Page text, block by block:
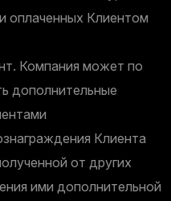
оплаченных Клиентом
Компания может по
дополнительные
Клиента
от других
ими дополнительной